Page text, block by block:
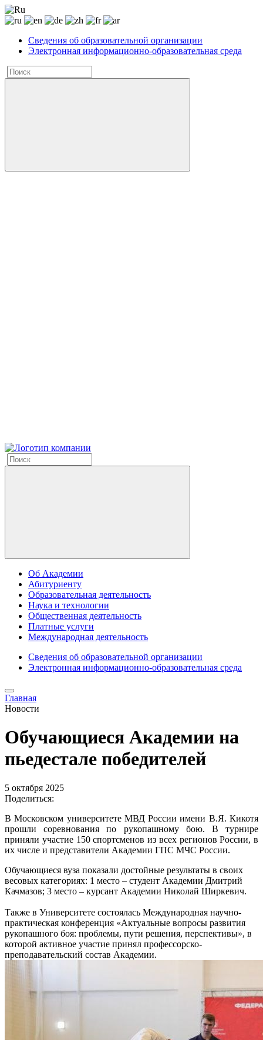
Сведения об образовательной организации
Электронная информационно-образовательная среда
Об Академии
Абитуриенту
Образовательная деятельность
Наука и технологии
Общественная деятельность
Платные услуги
Международная деятельность
Сведения об образовательной организации
Электронная информационно-образовательная среда
Главная
Новости
Обучающиеся Академии на
пьедестале победителей
5 октября 2025
Поделиться:
В Московском университете МВД России имени В.Я. Кикотя
прошли соревнования по рукопашному бою. В турнире
приняли участие 150 спортсменов из всех регионов России, в
их числе и представители Академии ГПС МЧС России.
Обучающиеся вуза показали достойные результаты в своих
весовых категориях: 1 место – студент Академии Дмитрий
Качмазов; 3 место – курсант Академии Николай Ширкевич.
Также в Университете состоялась Международная научно-
практическая конференция «Актуальные вопросы развития
рукопашного боя: проблемы, пути решения, перспективы», в
которой активное участие принял профессорско-
преподавательский состав Академии.